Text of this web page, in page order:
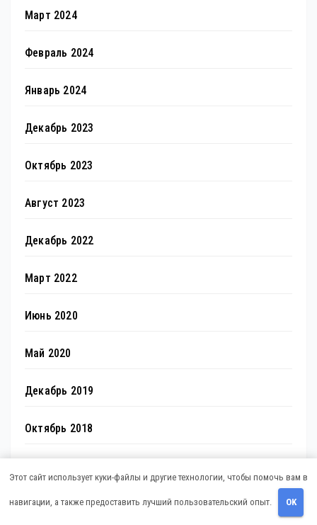
Март 2024
Февраль 2024
Январь 2024
Декабрь 2023
Октябрь 2023
Август 2023
Декабрь 2022
Март 2022
Июнь 2020
Май 2020
Декабрь 2019
Октябрь 2018
Октябрь 2017
Этот сайт использует куки-файлы и другие технологии, чтобы помочь вам в
навигации, а также предоставить лучший пользовательский опыт. OK